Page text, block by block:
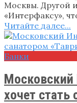
Москвы. Другой
«Интерфаксу»,
Читайте далее...
Банки
Московский
хочет стать